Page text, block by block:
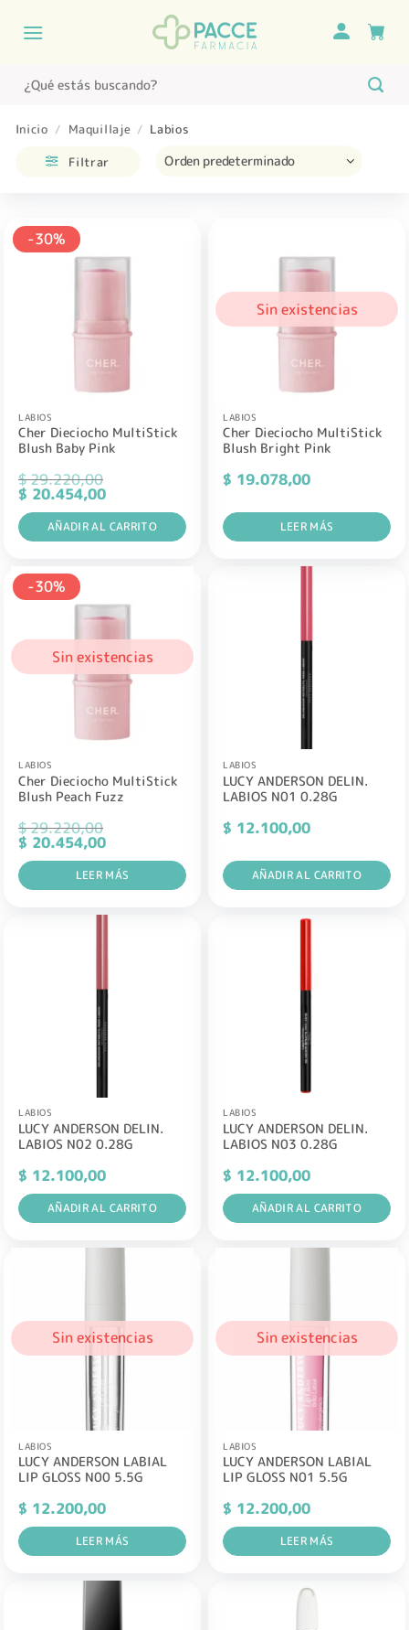
Buscar
por:
Inicio / Maquillaje / Labios
Filtrar
-30%
LABIOS
Cher Dieciocho MultiStick
Blush Baby Pink
$29.220,00
El
precio
original
era:
$ 29.220,00.
$ 20.454,00El
actual
es:
$ 20.454,00.
AÑADIR AL CARRITO
Sin existencias
LABIOS
Cher Dieciocho MultiStick
Blush Bright Pink
$ 19.078,00
LEER MÁS
-30%
Sin existencias
LABIOS
Cher Dieciocho MultiStick
Blush Peach Fuzz
$29.220,00
El
precio
original
era:
$ 29.220,00.
$ 20.454,00El
precio
actual
es:
$ 20.454,00.
LEER MÁS
LABIOS
LUCY ANDERSON DELIN.
LABIOS N01 0.28G
$ 12.100,00
AÑADIR AL CARRITO
LABIOS
LUCY ANDERSON DELIN.
LABIOS N02 0.28G
$ 12.100,00
AÑADIR AL CARRITO
LABIOS
LUCY ANDERSON DELIN.
LABIOS N03 0.28G
$ 12.100,00
AÑADIR AL CARRITO
Sin existencias
LABIOS
LUCY ANDERSON LABIAL
LIP GLOSS N00 5.5G
$ 12.200,00
LEER MÁS
Sin existencias
LABIOS
LUCY ANDERSON LABIAL
LIP GLOSS N01 5.5G
$ 12.200,00
LEER MÁS